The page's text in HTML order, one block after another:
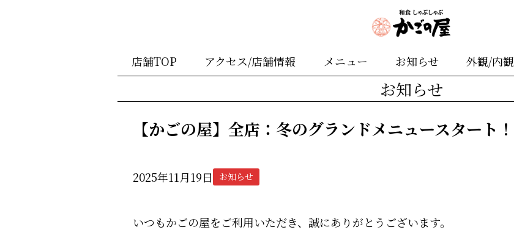
店舗TOP アクセス/店舗情報 メニュー お知らせ 外観/内観
お知らせ
【かごの屋】全店：冬のグランドメニュースタート！
2025年11月19日 お知らせ
いつもかごの屋をご利用いただき、誠にありがとうございます。